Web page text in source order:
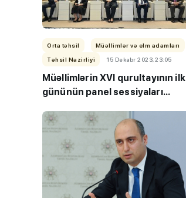
Orta təhsil
Müəllimlər və elm adamları
Təhsil Nazirliyi
15 Dekabr 2023, 23:05
Müəllimlərin XVI qurultayının ilk
gününün panel sessiyaları...